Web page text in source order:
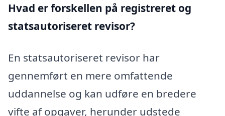
Hvad er forskellen på registreret og
statsautoriseret revisor?
En statsautoriseret revisor har
gennemført en mere omfattende
uddannelse og kan udføre en bredere
vifte af opgaver, herunder udstede